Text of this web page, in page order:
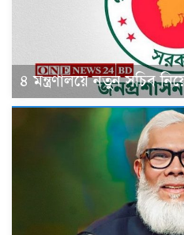
৪ মন্ত্রণালয়ে নতুন সচিব